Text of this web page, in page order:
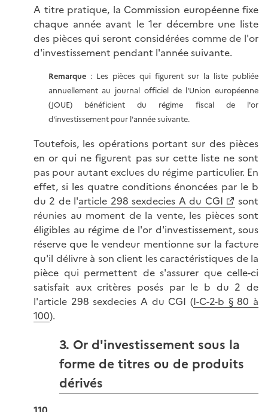
A titre pratique, la Commission européenne fixe
chaque année avant le 1er décembre une liste
des pièces qui seront considérées comme de l'or
d'investissement pendant l'année suivante.
Remarque: Les pièces qui figurent sur la liste publiée
annuellement au journal officiel de l'Union européenne
(JOUE) bénéficient du régime fiscal de l'or
d'investissement pour l'année suivante.
Toutefois, les opérations portant sur des pièces
en or qui ne figurent pas sur cette liste ne sont
pas pour autant exclues du régime particulier. En
effet, si les quatre conditions énoncées par le b
du 2 de l'article 298 sexdecies A du CGI
sont
réunies au moment de la vente, les pièces sont
éligibles au régime de l'or d'investissement, sous
réserve que le vendeur mentionne sur la facture
qu'il délivre à son client les caractéristiques de la
pièce qui permettent de s'assurer que celle-ci
satisfait aux critères posés par le b du 2 de
l'article 298 sexdecies A du CGI (I-C-2-b § 80 à
100).
3. Or d'investissement sous la
forme de titres ou de produits
dérivés